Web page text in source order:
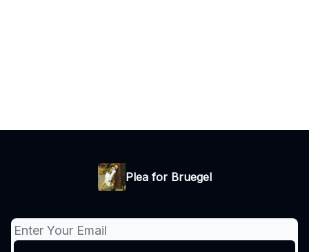
Plea for Bruegel